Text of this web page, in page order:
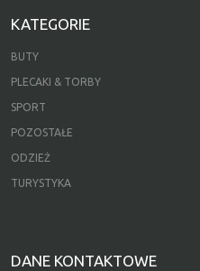
KATEGORIE
BUTY
PLECAKI & TORBY
SPORT
POZOSTAŁE
ODZIEŻ
TURYSTYKA
DANE KONTAKTOWE